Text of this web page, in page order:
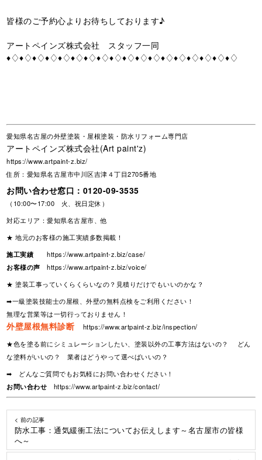
皆様のご予約心よりお待ちしております♪
アートペインズ株式会社 スタッフ一同
♦♢♦♢♦♢♦♢♦♢♦♢♦♢♦♢♦♢♦♢♦♢♦♢♦♢♦♢♦♢♦♢♦♢♦♢
愛知県名古屋の外壁塗装・屋根塗装・防水リフォーム専門店
アートペインズ株式会社(Art paint'z)
https://www.artpaint-z.biz/
住所：愛知県名古屋市中川区吉津４丁目2705番地
お問い合わせ窓口： 0120-09-3535
（10:00〜17:00 火、祝日定休）
対応エリア：愛知県名古屋市、他
★ 地元のお客様の施工実績多数掲載！
施工実績
https://www.artpaint-z.biz/case/
お客様の声
https://www.artpaint-z.biz/voice/
★ 塗装工事っていくらくらいなの？見積りだけでもいいのかな？
➡一級塗装技能士の屋根、外壁の無料点検をご利用ください！
無理な営業等は一切行っておりません！
外壁屋根無料診断
https://www.artpaint-z.biz/inspection/
★色を塗る前にシミュレーションしたい、塗装以外の工事方法はないの？ どん
な塗料がいいの？ 業者はどうやって選べばいいの？
➡ どんなご質問でもお気軽にお問い合わせください！
お問い合わせ
https://www.artpaint-z.biz/contact/
< 前の記事
防水工事：通気緩衝工法についてお伝えします～名古屋市の皆様
へ～